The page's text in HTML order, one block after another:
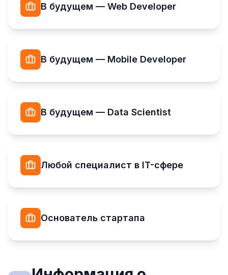
В будущем — Web Developer
В будущем — Mobile Developer
В будущем — Data Scientist
Любой специалист в IT-сфере
Основатель стартапа